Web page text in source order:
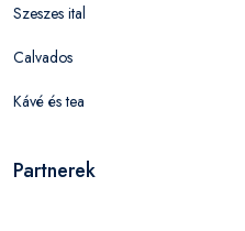
Szeszes ital
Calvados
Kávé és tea
Partnerek